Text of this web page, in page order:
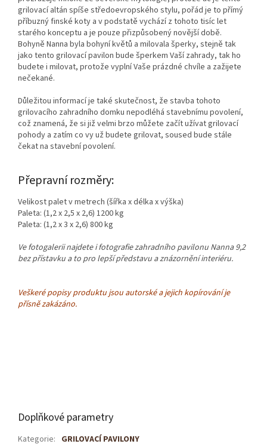
grilovací altán spíše středoevropského stylu, pořád je to přímý
příbuzný finské koty a v podstatě vychází z tohoto tisíc let
starého konceptu a je pouze přizpůsobený novější době.
Bohyně Nanna byla bohyní květů a milovala šperky, stejně tak
jako tento grilovací pavilon bude šperkem Vaší zahrady, tak ho
budete i milovat, protože vyplní Vaše prázdné chvíle a zažijete
nečekané.
Důležitou informací je také skutečnost, že stavba tohoto
grilovacího zahradního domku nepodléhá stavebnímu povolení,
což znamená, že si již velmi brzo můžete začít užívat grilovací
pohody a zatím co vy už budete grilovat, soused bude stále
čekat na stavební povolení.
Přepravní rozměry:
Velikost palet v metrech (šířka x délka x výška)
Paleta: (1,2 x 2,5 x 2,6) 1200 kg
Paleta: (1,2 x 3 x 2,6) 800 kg
Ve fotogalerii najdete i fotografie zahradního pavilonu Nanna 9,2
bez přístavku a to pro lepší představu a znázornění interiéru.
Veškeré popisy produktu jsou autorské a jejich kopírování je
přísně zakázáno.
Doplňkové parametry
Kategorie: GRILOVACÍ PAVILONY